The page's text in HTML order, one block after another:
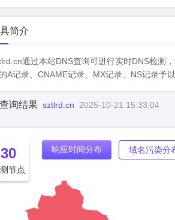
简介
通过本站DNS查询可进行实时DNS检测
A记录、CNAME记录、MX记录、NS记录予
询结果 sztlrd.cn 2025-10-21 15:33:04
30
节点
响应时间分布 域名污染分